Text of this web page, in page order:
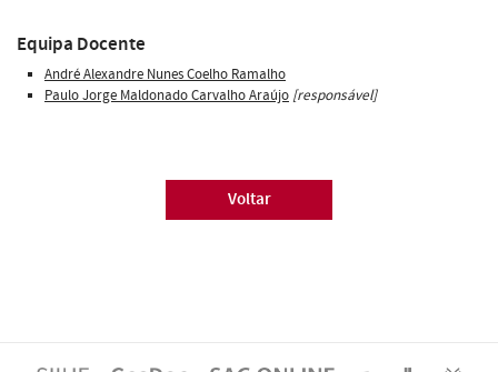
Equipa Docente
André Alexandre Nunes Coelho Ramalho
Paulo Jorge Maldonado Carvalho Araújo [responsável]
Voltar